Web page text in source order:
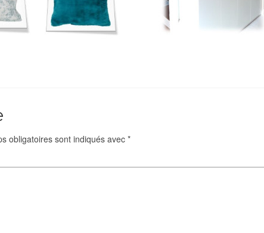
obligatoires sont indiqués avec *